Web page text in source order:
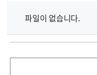
파일이 없습니다.